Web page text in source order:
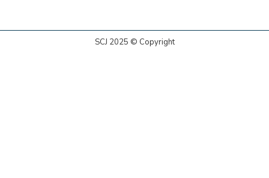
SCJ 2025 © Copyright